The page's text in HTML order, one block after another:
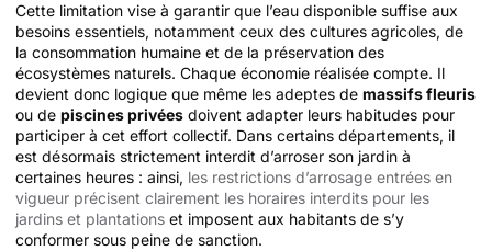
Cette limitation vise à garantir que l’eau disponible suffise aux
besoins essentiels, notamment ceux des cultures agricoles, de
la consommation humaine et de la préservation des
écosystèmes naturels. Chaque économie réalisée compte. Il
devient donc logique que même les adeptes de massifs fleuris
ou de piscines privées doivent adapter leurs habitudes pour
participer à cet effort collectif. Dans certains départements, il
est désormais strictement interdit d’arroser son jardin à
certaines heures : ainsi, les restrictions d’arrosage entrées en
vigueur précisent clairement les horaires interdits pour les
jardins et plantations et imposent aux habitants de s’y
conformer sous peine de sanction.